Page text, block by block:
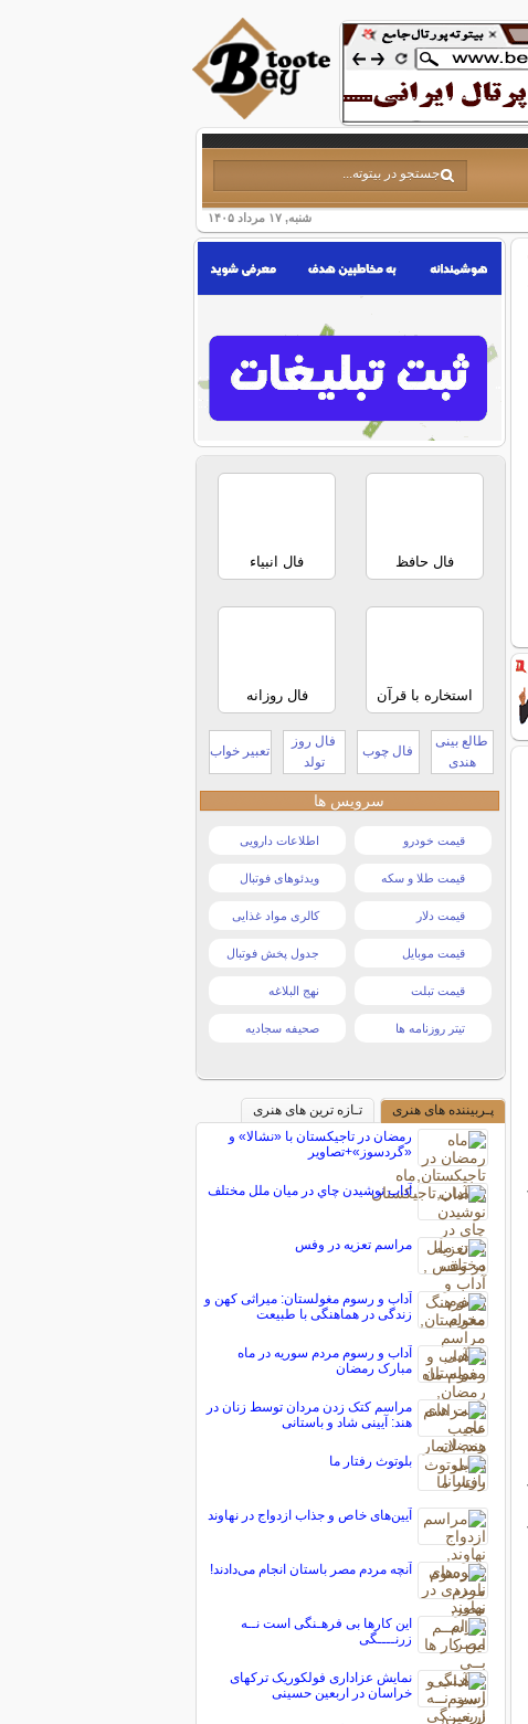
شنبه, ۱۷ مرداد ۱۴۰۵
فال حافظ فال انبیاء
استخاره با قرآن فال روزانه
طالع بینی
هندی
فال چوب
فال روز
تولد
تعبیر خواب
سرویس ها
قیمت خودرو اطلاعات دارویی
قیمت طلا و سکه ویدئوهای فوتبال
قیمت دلار کالری مواد غذایی
قیمت موبایل جدول پخش فوتبال
قیمت تبلت نهج البلاغه
تیتر روزنامه ها صحیفه سجادیه
پـربیننده های هنری
تـازه ترین های هنری
رمضان در تاجیکستان با «نشالا» و
«گردسوز»+تصاویر
آداب نوشيدن چاي در ميان ملل مختلف
مراسم تعزیه در وفس
آداب و رسوم مغولستان: میراثی کهن و
زندگی در هماهنگی با طبیعت
آداب و رسوم مردم سوریه در ماه
مبارک رمضان
مراسم کتک زدن مردان توسط زنان در
هند: آیینی شاد و باستانی
بلوتوث رفتار ما
آیین‌های خاص و جذاب ازدواج در نهاوند
آنچه مردم مصر باستان انجام مى‌دادند!
این کارها بی فرهـنگی است نــه
زرنــــگی
نمایش عزاداری فولکوریک ترکهای
خراسان در اربعین حسینی